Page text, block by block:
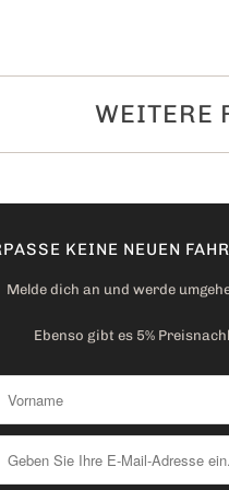
WEITERE
KEINE NEUEN
Melde dich an und werde
Ebenso gibt es 5%